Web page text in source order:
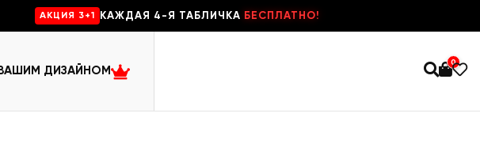
AKЦИЯ 3+1 КАЖДАЯ 4-Я ТАБЛИЧКА БЕСПЛАТНО!
ДИЗАЙНОМ
0